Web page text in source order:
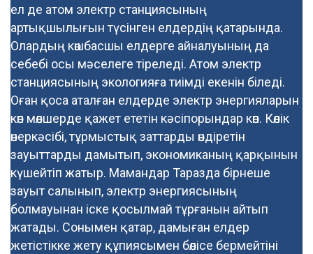
ел де атом электр станциясының
артықшылығын түсінген елдердің қатарында.
Олардың көшбасшы елдерге айналуының да
себебі осы мәселеге тіреледі. Атом электр
станциясының экологияға тиімді екенін біледі.
Оған қоса аталған елдерде электр энергияларын
көп мөлшерде қажет ететін кәсіпорындар көп. Көлік
өнеркәсібі, тұрмыстық заттарды өндіретін
зауыттарды дамытып, экономиканың қарқынын
күшейтіп жатыр. Мамандар Таразда бірнеше
зауыт салынып, электр энергиясының
болмауынан іске қосылмай тұрғанын айтып
жатады. Сонымен қатар, дамыған елдер
жетістікке жету құпиясымен бөлісе бермейтіні